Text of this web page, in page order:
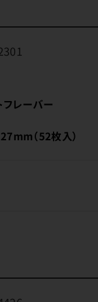
フレーバー
（52枚入）